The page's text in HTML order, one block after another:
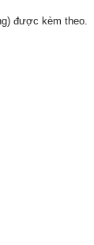
được kèm theo.